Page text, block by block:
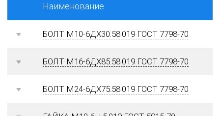
Наименование
БОЛТ М10-6ДХ30.58.019 ГОСТ 7798-70
БОЛТ М16-6ДХ85.58.019 ГОСТ 7798-70
БОЛТ М24-6ДХ75.58.019 ГОСТ 7798-70